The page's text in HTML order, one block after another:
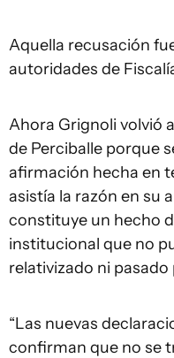
Aquella recusación
autoridades de
Ahora Grignoli volvió
de Perciballe porque
afirmación hecha en
asistía la razón en su
constituye un hecho
institucional que no
relativizado ni pasado
“Las nuevas
confirman que no se